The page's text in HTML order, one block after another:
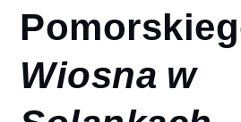
Wiosna w